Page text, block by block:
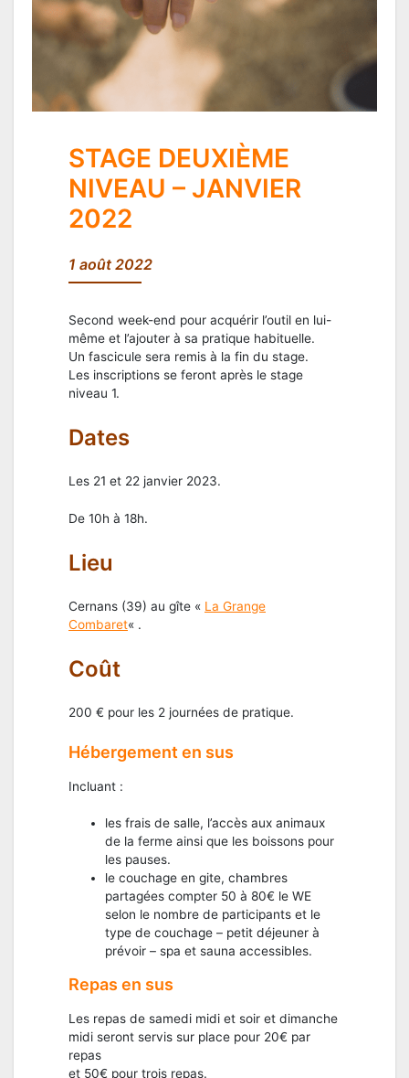
STAGE DEUXIÈME
NIVEAU – JANVIER
2022
1 août 2022
Second week-end pour acquérir l’outil en lui-
même et l’ajouter à sa pratique habituelle.
Un fascicule sera remis à la fin du stage.
Les inscriptions se feront après le stage
niveau 1.
Dates
Les 21 et 22 janvier 2023.
De 10h à 18h.
Lieu
Cernans (39) au gîte « La Grange
Combaret« .
Coût
200 € pour les 2 journées de pratique.
Hébergement en sus
Incluant :
les frais de salle, l’accès aux animaux
de la ferme ainsi que les boissons pour
les pauses.
le couchage en gite, chambres
partagées compter 50 à 80€ le WE
selon le nombre de participants et le
type de couchage – petit déjeuner à
prévoir – spa et sauna accessibles.
Repas en sus
Les repas de samedi midi et soir et dimanche
midi seront servis sur place pour 20€ par
repas
et 50€ pour trois repas.